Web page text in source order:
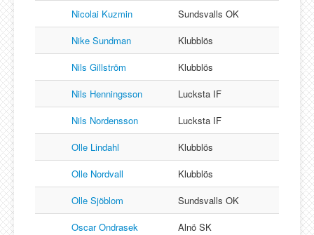
Nicolai Kuzmin
Sundsvalls OK
Nike Sundman
Klubblös
Nils Gillström
Klubblös
Nils Henningsson
Lucksta IF
Nils Nordensson
Lucksta IF
Olle Lindahl
Klubblös
Olle Nordvall
Klubblös
Olle Sjöblom
Sundsvalls OK
Oscar Ondrasek
Alnö SK